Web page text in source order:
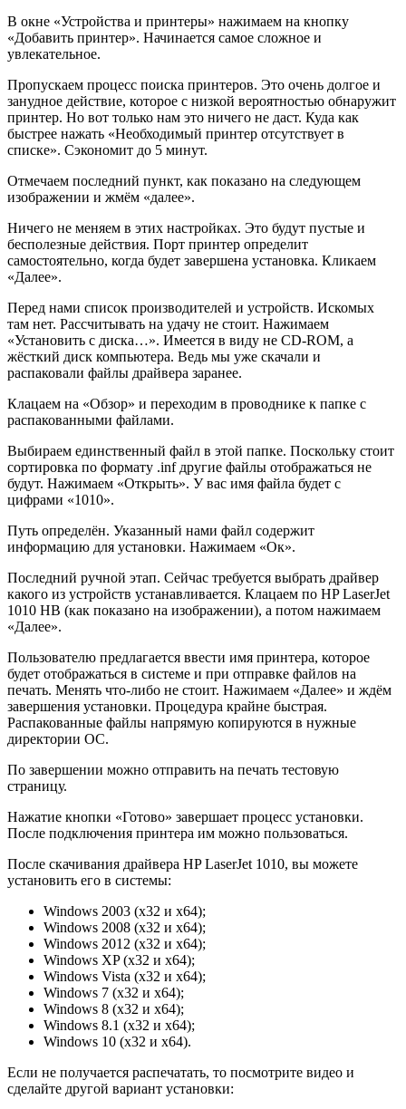
В окне «Устройства и принтеры» нажимаем на кнопку
«Добавить принтер». Начинается самое сложное и
увлекательное.
Пропускаем процесс поиска принтеров. Это очень долгое и
занудное действие, которое с низкой вероятностью обнаружит
принтер. Но вот только нам это ничего не даст. Куда как
быстрее нажать «Необходимый принтер отсутствует в
списке». Сэкономит до 5 минут.
Отмечаем последний пункт, как показано на следующем
изображении и жмём «далее».
Ничего не меняем в этих настройках. Это будут пустые и
бесполезные действия. Порт принтер определит
самостоятельно, когда будет завершена установка. Кликаем
«Далее».
Перед нами список производителей и устройств. Искомых
там нет. Рассчитывать на удачу не стоит. Нажимаем
«Установить с диска…». Имеется в виду не CD-ROM, а
жёсткий диск компьютера. Ведь мы уже скачали и
распаковали файлы драйвера заранее.
Клацаем на «Обзор» и переходим в проводнике к папке с
распакованными файлами.
Выбираем единственный файл в этой папке. Поскольку стоит
сортировка по формату .inf другие файлы отображаться не
будут. Нажимаем «Открыть». У вас имя файла будет с
цифрами «1010».
Путь определён. Указанный нами файл содержит
информацию для установки. Нажимаем «Ок».
Последний ручной этап. Сейчас требуется выбрать драйвер
какого из устройств устанавливается. Клацаем по HP LaserJet
1010 HB (как показано на изображении), а потом нажимаем
«Далее».
Пользователю предлагается ввести имя принтера, которое
будет отображаться в системе и при отправке файлов на
печать. Менять что-либо не стоит. Нажимаем «Далее» и ждём
завершения установки. Процедура крайне быстрая.
Распакованные файлы напрямую копируются в нужные
директории ОС.
По завершении можно отправить на печать тестовую
страницу.
Нажатие кнопки «Готово» завершает процесс установки.
После подключения принтера им можно пользоваться.
После скачивания драйвера HP LaserJet 1010, вы можете
установить его в системы:
Windows 2003 (x32 и x64);
Windows 2008 (x32 и x64);
Windows 2012 (x32 и x64);
Windows XP (x32 и x64);
Windows Vista (x32 и x64);
Windows 7 (x32 и x64);
Windows 8 (x32 и x64);
Windows 8.1 (x32 и x64);
Windows 10 (x32 и x64).
Если не получается распечатать, то посмотрите видео и
сделайте другой вариант установки: